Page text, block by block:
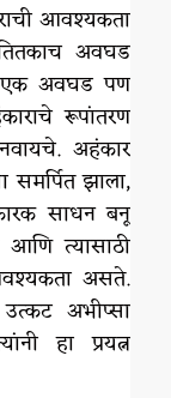
आवश्यकता
अवघड
एक अवघड पण
रूपांतरण
अहंकार
समर्पित झाला,
साधन बनू
त्यासाठी
असते.
अभीप्सा
हा प्रयत्न